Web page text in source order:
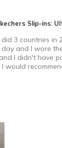
Slip-ins:
3 countries in
and I wore
I didn't have
would